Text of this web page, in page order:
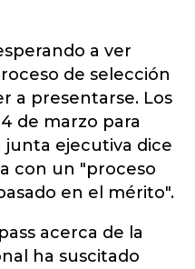
a ver
de selección
a presentarse. Los
de marzo para
junta ejecutiva dice
con un "proceso
en el mérito".
acerca de la
ha suscitado